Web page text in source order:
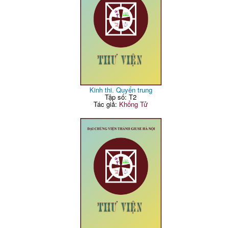
Kinh thi. Quyển trung
Tập số: T2
Tác giả: Khổng Tử